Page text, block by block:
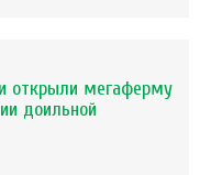
открыли мегаферму
доильной